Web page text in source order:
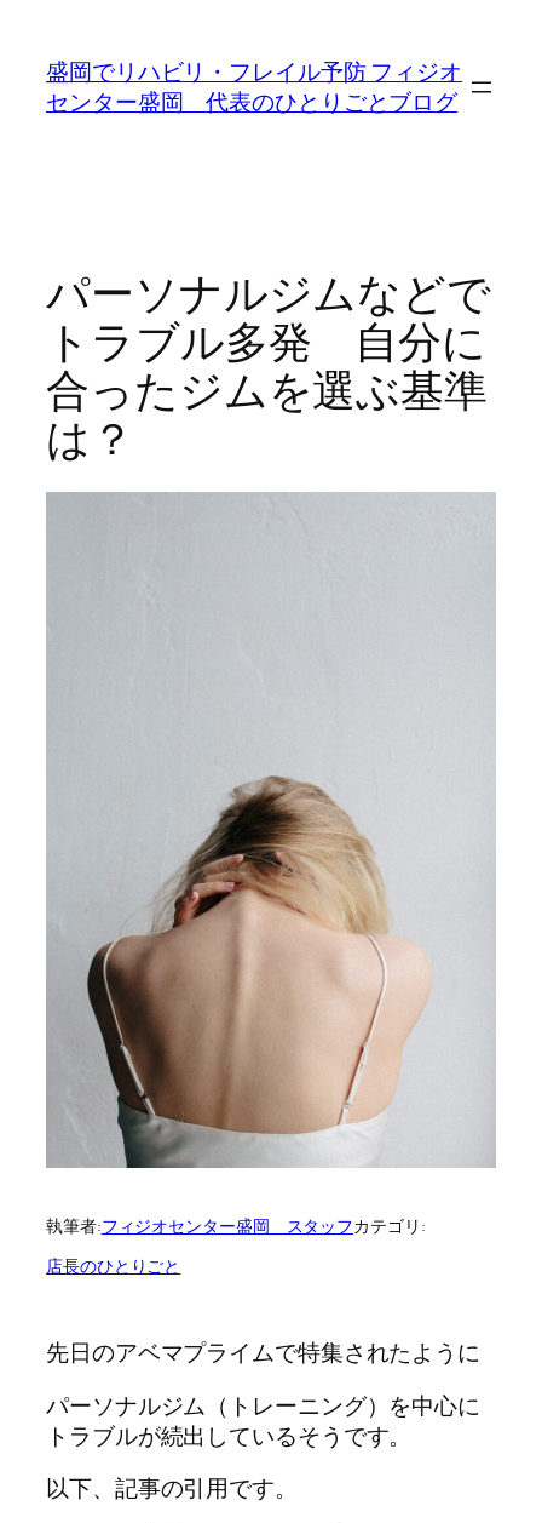
盛岡でリハビリ・フレイル予防 フィジオ
センター盛岡 代表のひとりごとブログ
パーソナルジムなどで
トラブル多発 自分に
合ったジムを選ぶ基準
は？
執筆者:フィジオセンター盛岡 スタッフカテゴリ:
店長のひとりごと
先日のアベマプライムで特集されたように
パーソナルジム（トレーニング）を中心に
トラブルが続出しているそうです。
以下、記事の引用です。